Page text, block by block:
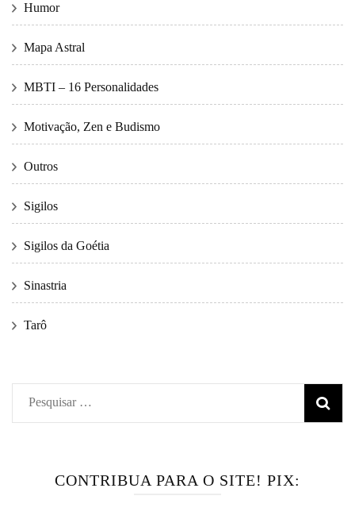
Humor
Mapa Astral
MBTI – 16 Personalidades
Motivação, Zen e Budismo
Outros
Sigilos
Sigilos da Goétia
Sinastria
Tarô
Pesquisar
por:
CONTRIBUA PARA O SITE! PIX: